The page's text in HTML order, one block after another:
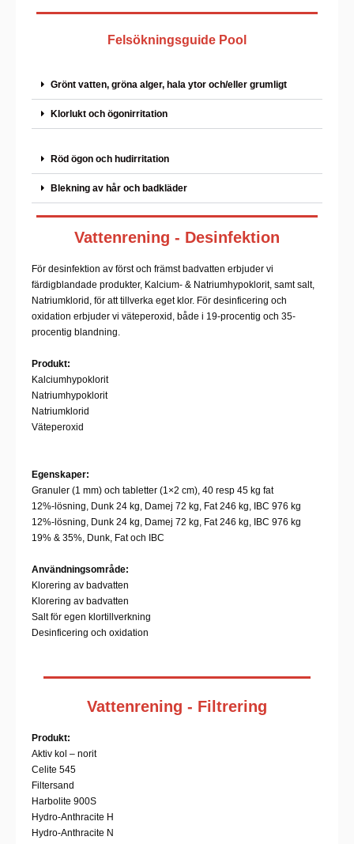
Felsökningsguide Pool
Grönt vatten, gröna alger, hala ytor och/eller grumligt
Klorlukt och ögonirritation
Röd ögon och hudirritation
Blekning av hår och badkläder
Vattenrening - Desinfektion
För desinfektion av först och främst badvatten erbjuder vi
färdigblandade produkter, Kalcium- & Natriumhypoklorit, samt salt,
Natriumklorid, för att tillverka eget klor. För desinficering och
oxidation erbjuder vi väteperoxid, både i 19-procentig och 35-
procentig blandning.
Produkt:
Kalciumhypoklorit
Natriumhypoklorit
Natriumklorid
Väteperoxid
Egenskaper:
Granuler (1 mm) och tabletter (1×2 cm), 40 resp 45 kg fat
12%-lösning, Dunk 24 kg, Damej 72 kg, Fat 246 kg, IBC 976 kg
12%-lösning, Dunk 24 kg, Damej 72 kg, Fat 246 kg, IBC 976 kg
19% & 35%, Dunk, Fat och IBC
Användningsområde:
Klorering av badvatten
Klorering av badvatten
Salt för egen klortillverkning
Desinficering och oxidation
Vattenrening - Filtrering
Produkt:
Aktiv kol – norit
Celite 545
Filtersand
Harbolite 900S
Hydro-Anthracite H
Hydro-Anthracite N